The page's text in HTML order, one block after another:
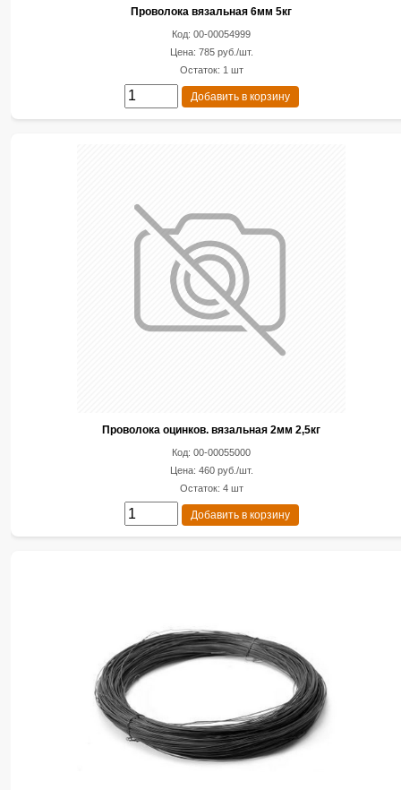
Проволока вязальная 6мм 5кг
Код: 00-00054999
Цена: 785 руб./шт.
Остаток: 1 шт
Добавить в корзину
Проволока оцинков. вязальная 2мм 2,5кг
Код: 00-00055000
Цена: 460 руб./шт.
Остаток: 4 шт
Добавить в корзину